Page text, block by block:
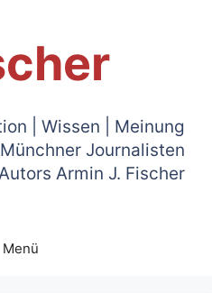
| Wissen | Meinung
Journalisten
Armin J. Fischer
Menü